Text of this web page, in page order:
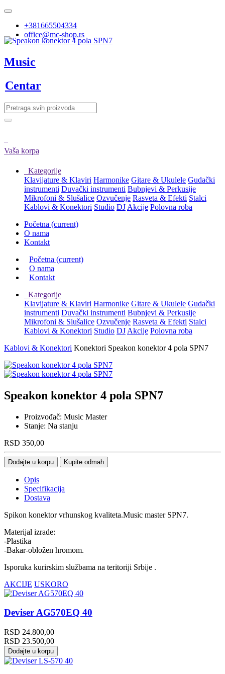
+381665504334
office@mc-shop.rs
Music
Centar
Vaša korpa
Kategorije
Klavijature & Klaviri Harmonike Gitare & Ukulele Gudački
instrumenti Duvački instrumenti Bubnjevi & Perkusije
Mikrofoni & Slušalice Ozvučenje Rasveta & Efekti Stalci
Kablovi & Konektori Studio DJ Akcije Polovna roba
Početna (current)
O nama
Kontakt
Početna (current)
O nama
Kontakt
Kategorije
Klavijature & Klaviri Harmonike Gitare & Ukulele Gudački
instrumenti Duvački instrumenti Bubnjevi & Perkusije
Mikrofoni & Slušalice Ozvučenje Rasveta & Efekti Stalci
Kablovi & Konektori Studio DJ Akcije Polovna roba
Kablovi & Konektori Konektori Speakon konektor 4 pola SPN7
Speakon konektor 4 pola SPN7
Proizvođač: Music Master
Stanje: Na stanju
RSD 350,00
Dodajte u korpu Kupite odmah
Opis
Specifikacija
Dostava
Spikon konektor vrhunskog kvaliteta.Music master SPN7.
Materijal izrade:
-Plastika
-Bakar-obložen hromom.
Isporuka kurirskim službama na teritoriji Srbije .
AKCIJE USKORO
Deviser AG570EQ 40
RSD 24.800,00
RSD 23.500,00
Dodajte u korpu